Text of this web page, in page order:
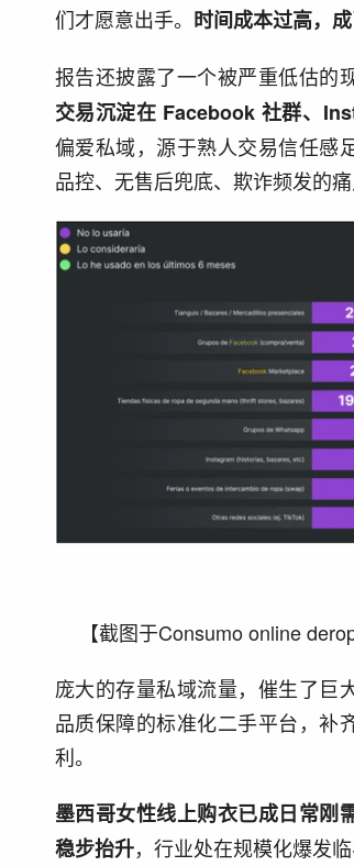
们才愿意出手。 时间成本过高，
报告还披露了一个被严重低估的
交易沉淀在 Facebook 社群、
偏爱私域，源于熟人交易信任感
品控、无售后兜底、欺诈频发的痛
【截图于Consumo online
庞大的存量私域流量，催生了巨
品质保障的标准化二手平台，补
利。
墨西哥女性线上购衣已成日常刚
稳步抬升，行业处在规模化爆发临